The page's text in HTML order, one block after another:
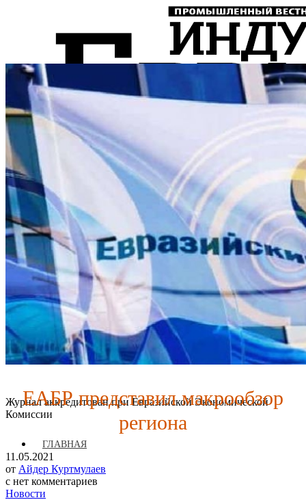
Журнал аккредитован при Евразийской Экономической
Комиссии
ГЛАВНАЯ
ЕАБР представил макрообзор
региона
11.05.2021
от Айдер Куртмулаев
с нет комментариев
Новости